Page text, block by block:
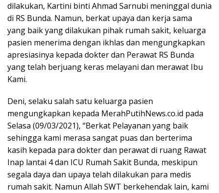
dilakukan, Kartini binti Ahmad Sarnubi meninggal dunia
di RS Bunda. Namun, berkat upaya dan kerja sama
yang baik yang dilakukan pihak rumah sakit, keluarga
pasien menerima dengan ikhlas dan mengungkapkan
apresiasinya kepada dokter dan Perawat RS Bunda
yang telah berjuang keras melayani dan merawat Ibu
Kami.
Deni, selaku salah satu keluarga pasien
mengungkapkan kepada MerahPutihNews.co.id pada
Selasa (09/03/2021), “Berkat Pelayanan yang baik
sehingga kami merasa sangat puas dan berterima
kasih kepada para dokter dan perawat di ruang Rawat
Inap lantai 4 dan ICU Rumah Sakit Bunda, meskipun
segala daya dan upaya telah dilakukan para medis
rumah sakit. Namun Allah SWT berkehendak lain, kami